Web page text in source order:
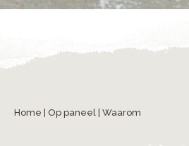
Home Op paneel | Waarom